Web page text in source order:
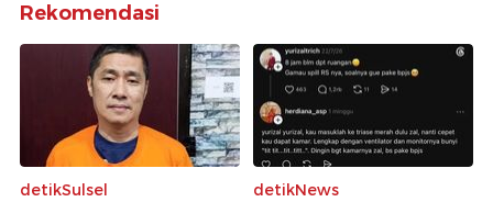
Rekomendasi
detikSulsel
detikNews